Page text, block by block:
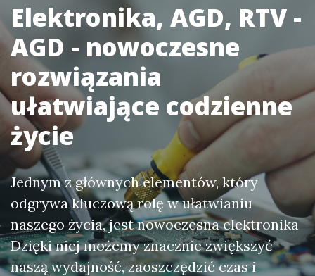
Elektronika, AGD, RTV -
AGD - nowoczesne
rozwiązania
ułatwiające codzienne
życie
Jednym z głównych elementów, który
odgrywa kluczową rolę w ułatwianiu
naszego życia, jest nowoczesna elektronika
Dzięki niej możemy znacznie zwiększyć
naszą wydajność, zaoszczędzić czas i